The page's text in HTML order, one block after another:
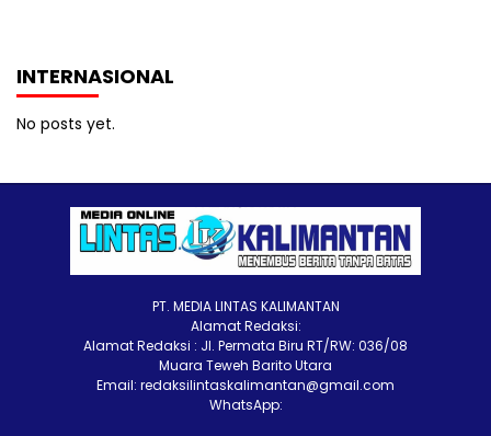
INTERNASIONAL
No posts yet.
PT. MEDIA LINTAS KALIMANTAN
Alamat Redaksi:
Alamat Redaksi : Jl. Permata Biru RT/RW: 036/08
Muara Teweh Barito Utara
Email: redaksilintaskalimantan@gmail.com
WhatsApp: